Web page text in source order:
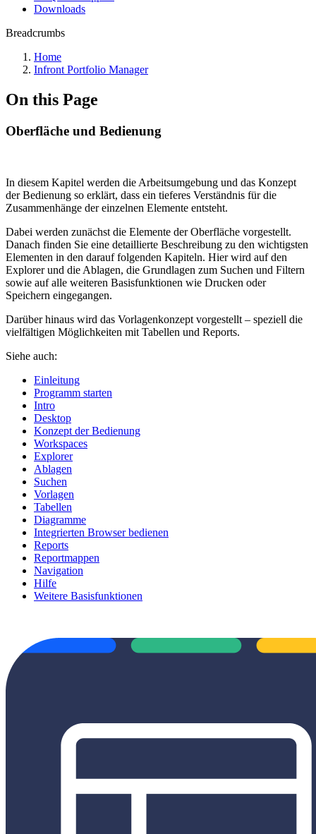
Downloads
Breadcrumbs
Home
Infront Portfolio Manager
On this Page
Oberfläche und Bedienung
In diesem Kapitel werden die Arbeitsumgebung und das Konzept
der Bedienung so erklärt, dass ein tieferes Verständnis für die
Zusammenhänge der einzelnen Elemente entsteht.
Dabei werden zunächst die Elemente der Oberfläche vorgestellt.
Danach finden Sie eine detaillierte Beschreibung zu den wichtigsten
Elementen in den darauf folgenden Kapiteln. Hier wird auf den
Explorer und die Ablagen, die Grundlagen zum Suchen und Filtern
sowie auf alle weiteren Basisfunktionen wie Drucken oder
Speichern eingegangen.
Darüber hinaus wird das Vorlagenkonzept vorgestellt – speziell die
vielfältigen Möglichkeiten mit Tabellen und Reports.
Siehe auch:
Einleitung
Programm starten
Intro
Desktop
Konzept der Bedienung
Workspaces
Explorer
Ablagen
Suchen
Vorlagen
Tabellen
Diagramme
Integrierten Browser bedienen
Reports
Reportmappen
Navigation
Hilfe
Weitere Basisfunktionen